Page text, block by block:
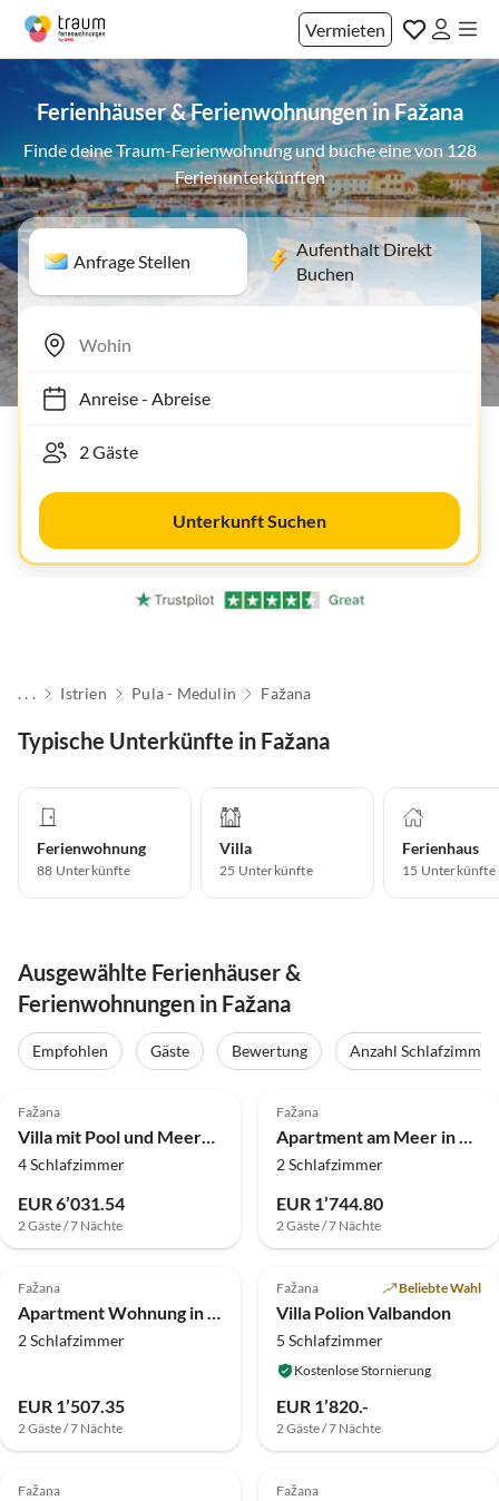
Vermieten
Ferienhäuser & Ferienwohnungen in Fažana
Finde deine Traum-Ferienwohnung und buche eine von 128
Ferienunterkünften
Anfrage Stellen
Aufenthalt Direkt
Buchen
Anreise- Abreise
Unterkunft Suchen
. . . Istrien Pula - Medulin Fažana
Typische Unterkünfte in Fažana
Ferienwohnung
88 Unterkünfte
Villa
25 Unterkünfte
Ferienhaus
15 Unterkünfte
Ausgewählte Ferienhäuser &
Ferienwohnungen in Fažana
Empfohlen Gäste Bewertung
Anzahl Schlafzimmer
Fažana
Villa mit Pool und Meerblick in Fazana - Horizont
4 Schlafzimmer
EUR 6’031.54
2 Gäste / 7 Nächte
Fažana
Apartment am Meer in Fazana - Zwei Schlafzimmer
2 Schlafzimmer
EUR 1’744.80
2 Gäste / 7 Nächte
4.0 (24)
Fažana
Apartment Wohnung in Fažana in Strandnähe
2 Schlafzimmer
EUR 1’507.35
2 Gäste / 7 Nächte
Top-Inserat
5.0 (7)
Fažana Beliebte Wahl
Villa Polion Valbandon
5 Schlafzimmer
Kostenlose Stornierung
EUR 1’820.-
2 Gäste / 7 Nächte
4.0 (3)
Fažana Fažana